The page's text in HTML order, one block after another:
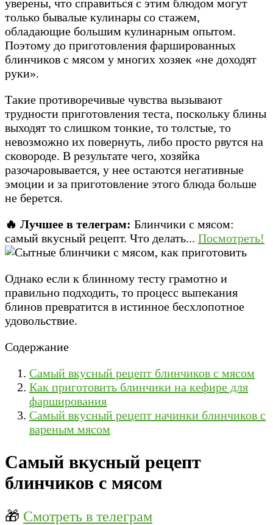
уверены, что справиться с этим блюдом могут
только бывалые кулинары со стажем,
обладающие большим кулинарным опытом.
Поэтому до приготовления фаршированных
блинчиков с мясом у многих хозяек «не доходят
руки».
Такие противоречивые чувства вызывают
трудности приготовления теста, поскольку блины
выходят то слишком тонкие, то толстые, то
невозможно их повернуть, либо просто рвутся на
сковороде. В результате чего, хозяйка
разочаровывается, у нее остаются негативные
эмоции и за приготовление этого блюда больше
не берется.
🔥 Лучшее в телеграм: Блинчики с мясом:
самый вкусный рецепт. Что делать... Посмотреть!
Однако если к блинному тесту грамотно и
правильно подходить, то процесс выпекания
блинов превратится в истинное бесхлопотное
удовольствие.
Содержание
Самый вкусный рецепт блинчиков с мясом
Как приготовить блинчики на кефире для
фарширования
Самый вкусный рецепт начинки блинчиков с
вареным мясом
Самый вкусный рецепт
блинчиков с мясом
🎁 Смотреть в телеграм